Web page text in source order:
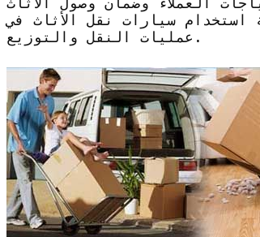
سيارات نقل الأثاث في
عمليات النقل والتوزيع.